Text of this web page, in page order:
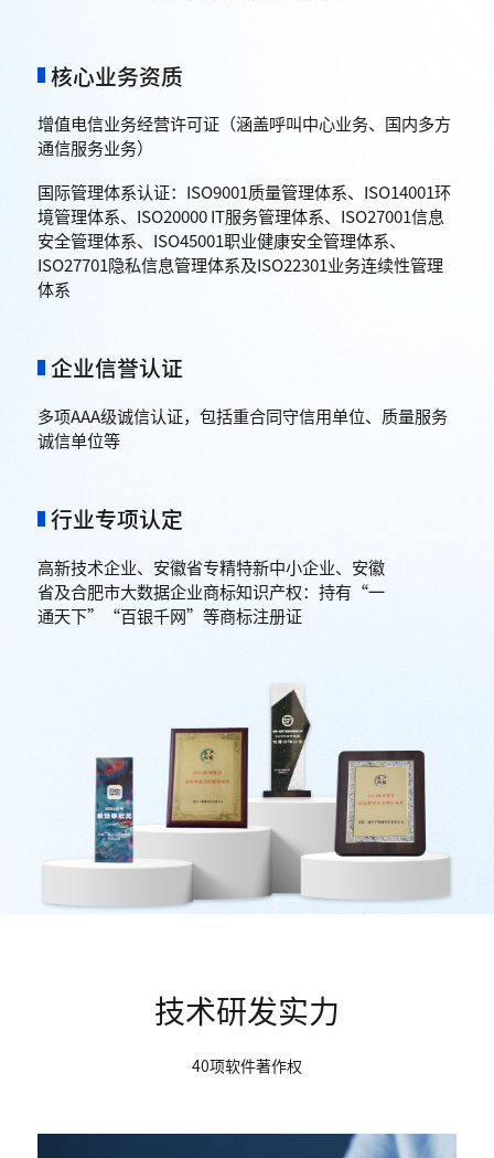
核心业务资质
增值电信业务经营许可证（涵盖呼叫中心业务、国内多方
通信服务业务）
国际管理体系认证：ISO9001质量管理体系、ISO14001环
境管理体系、ISO20000 IT服务管理体系、ISO27001信息
安全管理体系、ISO45001职业健康安全管理体系、
ISO27701隐私信息管理体系及ISO22301业务连续性管理
体系
企业信誉认证
多项AAA级诚信认证，包括重合同守信用单位、质量服务
诚信单位等
行业专项认定
高新技术企业、安徽省专精特新中小企业、安徽
省及合肥市大数据企业商标知识产权：持有“一
通天下”“百银千网”等商标注册证
技术研发实力
40项软件著作权